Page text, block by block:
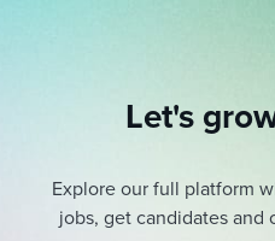
Let's
Explore our full platform
jobs, get candidates and